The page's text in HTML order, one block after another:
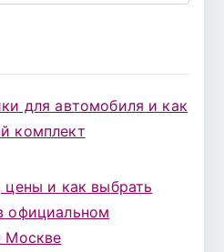
для автомобиля и как
комплект
цены и как выбрать
официальном
Москве